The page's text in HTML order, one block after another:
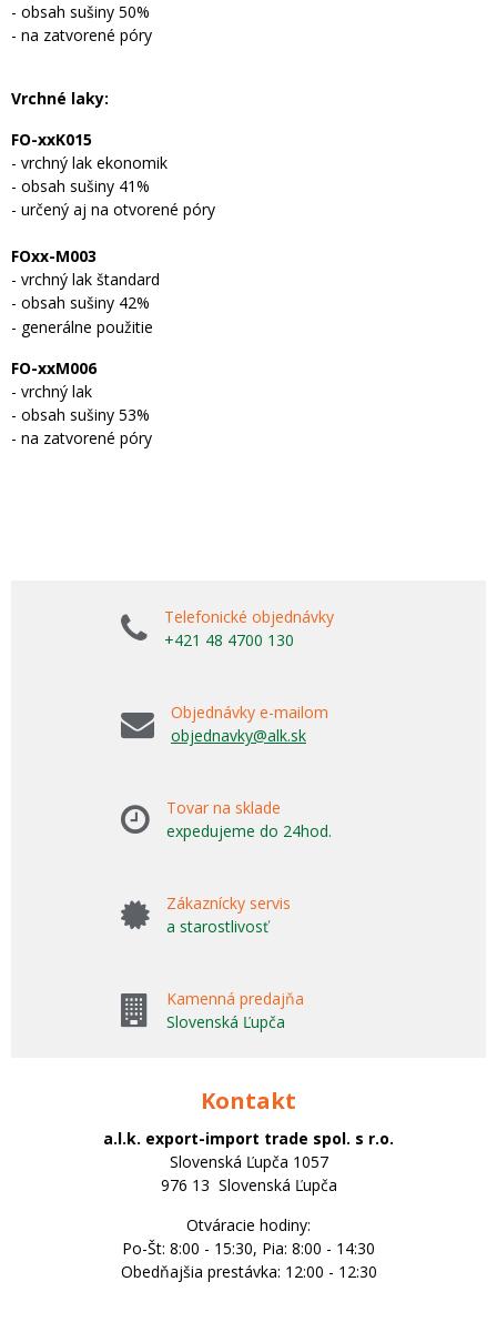
- obsah sušiny 50%
- na zatvorené póry
Vrchné laky:
FO-xxK015
- vrchný lak ekonomik
- obsah sušiny 41%
- určený aj na otvorené póry
FOxx-M003
- vrchný lak štandard
- obsah sušiny 42%
- generálne použitie
FO-xxM006
- vrchný lak
- obsah sušiny 53%
- na zatvorené póry
Telefonické objednávky
+421 48 4700 130
Objednávky e-mailom
objednavky@alk.sk
Tovar na sklade
expedujeme do 24hod.
Zákaznícky servis
a starostlivosť
Kamenná predajňa
Slovenská Ľupča
Kontakt
a.l.k. export-import trade spol. s r.o.
Slovenská Ľupča 1057
976 13 Slovenská Ľupča
Otváracie hodiny:
Po-Št: 8:00 - 15:30, Pia: 8:00 - 14:30
Obedňajšia prestávka: 12:00 - 12:30